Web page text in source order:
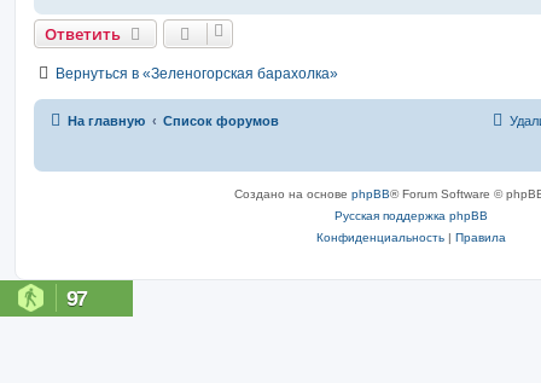
Ответить
Вернуться в «Зеленогорская барахолка»
На главную Список форумов
Создано на основе phpBB® Forum Software ©
Русская поддержка phpBB
Конфиденциальность | Правила
97